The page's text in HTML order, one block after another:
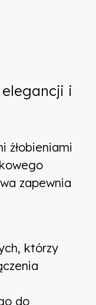
elegancji i
żłobieniami
zapewnia
którzy
do